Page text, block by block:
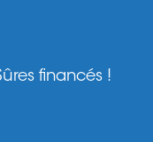
financés !